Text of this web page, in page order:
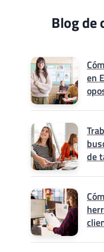
Blog de
en
de